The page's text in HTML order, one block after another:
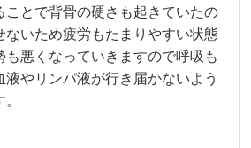
ことで背骨の硬さも起きていたの
ないため疲労もたまりやすい状態
も悪くなっていきますので呼吸も
やリンパ液が行き届かないよう